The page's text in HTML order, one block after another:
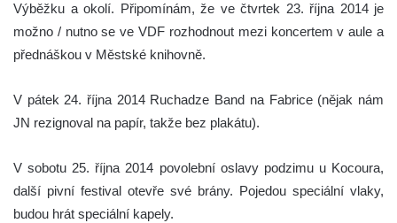
Výběžku a okolí. Připomínám, že ve čtvrtek 23. října 2014 je
možno / nutno se ve VDF rozhodnout mezi koncertem v aule a
přednáškou v Městské knihovně.
V pátek 24. října 2014 Ruchadze Band na Fabrice (nějak nám
JN rezignoval na papír, takže bez plakátu).
V sobotu 25. října 2014 povolební oslavy podzimu u Kocoura,
další pivní festival otevře své brány. Pojedou speciální vlaky,
budou hrát speciální kapely.